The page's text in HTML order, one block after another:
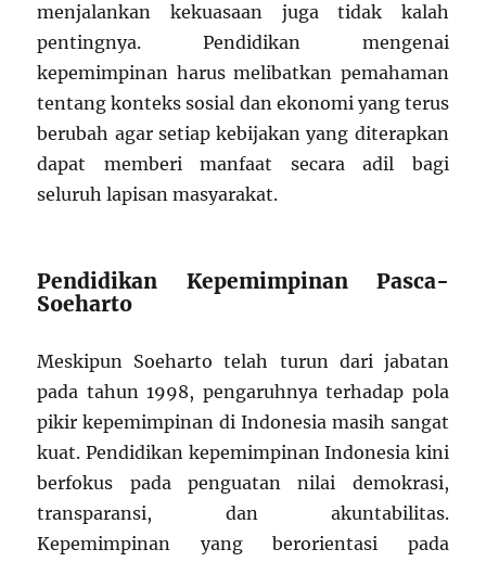
menjalankan kekuasaan juga tidak kalah
pentingnya. Pendidikan mengenai
kepemimpinan harus melibatkan pemahaman
tentang konteks sosial dan ekonomi yang terus
berubah agar setiap kebijakan yang diterapkan
dapat memberi manfaat secara adil bagi
seluruh lapisan masyarakat.
Pendidikan Kepemimpinan Pasca-
Soeharto
Meskipun Soeharto telah turun dari jabatan
pada tahun 1998, pengaruhnya terhadap pola
pikir kepemimpinan di Indonesia masih sangat
kuat. Pendidikan kepemimpinan Indonesia kini
berfokus pada penguatan nilai demokrasi,
transparansi, dan akuntabilitas.
Kepemimpinan yang berorientasi pada